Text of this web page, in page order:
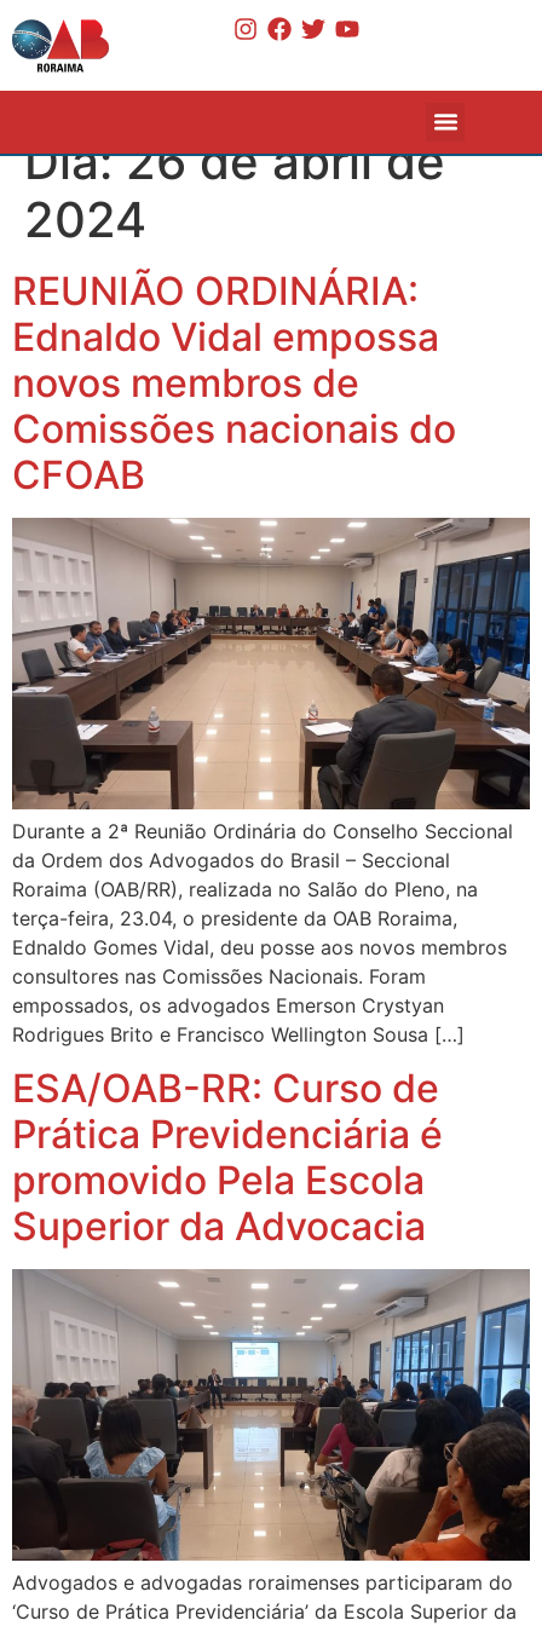
Dia:26 de abril de
2024
REUNIÃO ORDINÁRIA:
Ednaldo Vidal empossa
novos membros de
Comissões nacionais do
CFOAB
Durante a 2ª Reunião Ordinária do Conselho Seccional
da Ordem dos Advogados do Brasil – Seccional
Roraima (OAB/RR), realizada no Salão do Pleno, na
terça-feira, 23.04, o presidente da OAB Roraima,
Ednaldo Gomes Vidal, deu posse aos novos membros
consultores nas Comissões Nacionais. Foram
empossados, os advogados Emerson Crystyan
Rodrigues Brito e Francisco Wellington Sousa […]
ESA/OAB-RR: Curso de
Prática Previdenciária é
promovido Pela Escola
Superior da Advocacia
Advogados e advogadas roraimenses participaram do
‘Curso de Prática Previdenciária’ da Escola Superior da